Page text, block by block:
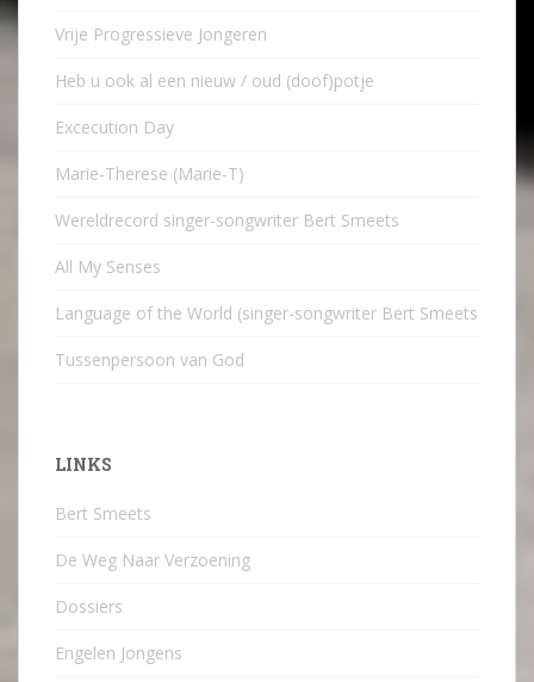
Vrije Progressieve Jongeren
Heb u ook al een nieuw / oud (doof)potje
Excecution Day
Marie-Therese (Marie-T)
Wereldrecord singer-songwriter Bert Smeets
All My Senses
Language of the World (singer-songwriter Bert Smeets
Tussenpersoon van God
LINKS
Bert Smeets
De Weg Naar Verzoening
Dossiers
Engelen Jongens